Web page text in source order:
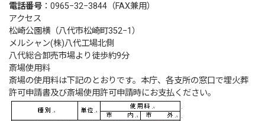
電話番号 ：0965−32−3844（FAX兼用）
アクセス
松崎公園横（八代市松崎町352−1）
メルシャン(株)八代工場北側
八代総合卸売市場より徒歩約9分
斎場使用料
斎場の使用料は下記のとおりです。本庁、各支所の窓口で埋火葬
許可申請書及び斎場使用許可申請時にお支払ください。